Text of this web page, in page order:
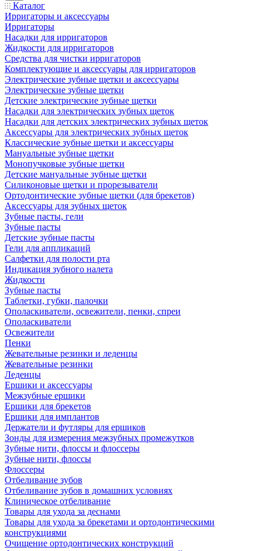
Каталог
Ирригаторы и аксессуары
Ирригаторы
Насадки для ирригаторов
Жидкости для ирригаторов
Средства для чистки ирригаторов
Комплектующие и аксессуары для ирригаторов
Электрические зубные щетки и аксессуары
Электрические зубные щетки
Детские электрические зубные щетки
Насадки для электрических зубных щеток
Насадки для детских электрических зубных щеток
Аксессуары для электрических зубных щеток
Классические зубные щетки и аксессуары
Мануальные зубные щетки
Монопучковые зубные щетки
Детские мануальные зубные щетки
Силиконовые щетки и прорезыватели
Ортодонтические зубные щетки (для брекетов)
Аксессуары для зубных щеток
Зубные пасты, гели
Зубные пасты
Детские зубные пасты
Гели для аппликаций
Салфетки для полости рта
Индикация зубного налета
Жидкости
Зубные пасты
Таблетки, губки, палочки
Ополаскиватели, освежители, пенки, спреи
Ополаскиватели
Освежители
Пенки
Жевательные резинки и леденцы
Жевательные резинки
Леденцы
Ершики и аксессуары
Межзубные ершики
Ершики для брекетов
Ершики для имплантов
Держатели и футляры для ершиков
Зонды для измерения межзубных промежутков
Зубные нити, флоссы и флоссеры
Зубные нити, флоссы
Флоссеры
Отбеливание зубов
Отбеливание зубов в домашних условиях
Клиническое отбеливание
Товары для ухода за деснами
Товары для ухода за брекетами и ортодонтическими
конструкциями
Очищение ортодонтических конструкций